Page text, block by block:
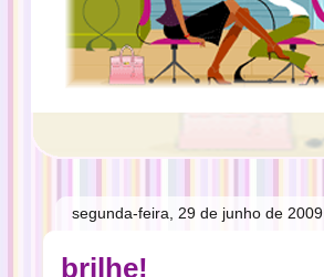
segunda-feira, 29 de junho de 2009
brilhe!